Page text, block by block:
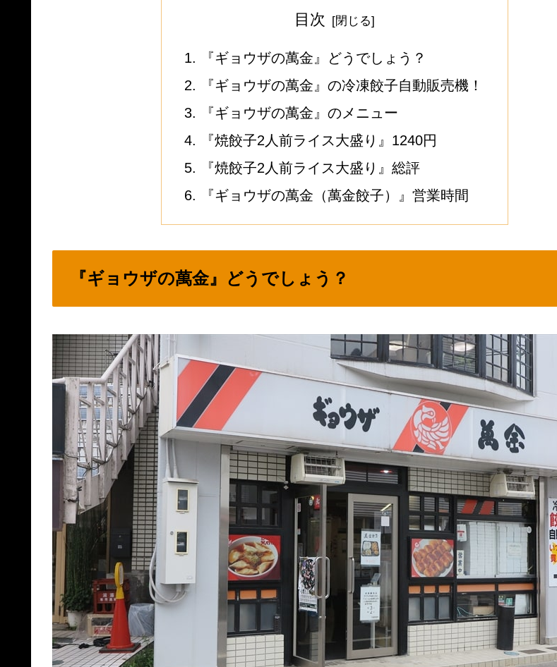
目次
『ギョウザの萬金』どうでしょう？
『ギョウザの萬金』の冷凍餃子自動販売機！
『ギョウザの萬金』のメニュー
『焼餃子2人前ライス大盛り』1240円
『焼餃子2人前ライス大盛り』総評
『ギョウザの萬金（萬金餃子）』営業時間
『ギョウザの萬金』どうでしょう？